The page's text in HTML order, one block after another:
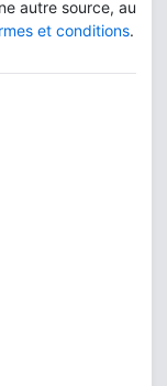
autre source, au
et conditions.